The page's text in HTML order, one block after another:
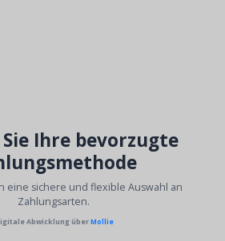
Ihre bevorzugte
eine sichere und flexible Auswahl an
Zahlungsarten.
Abwicklung überMollie